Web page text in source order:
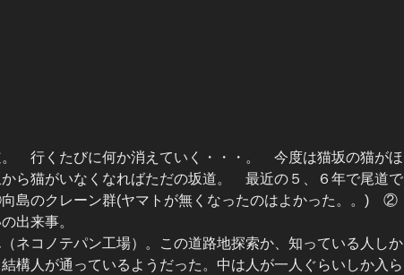
行くたびに何か消えていく・・・。 今度は猫坂の猫がほ
ら猫がいなくなればただの坂道。 最近の５、６年で尾道で
島のクレーン群(ヤマトが無くなったのはよかった。。) ②
出来事。
ネコノテパン工場）。この道路地探索か、知っている人しか
構人が通っているようだった。中は人が一人ぐらいしか入ら